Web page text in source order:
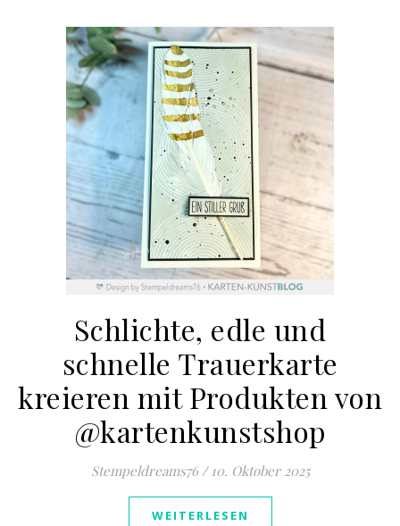
Schlichte, edle und
schnelle Trauerkarte
kreieren mit Produkten von
@kartenkunstshop
Stempeldreams76 / 10. Oktober 2025
WEITERLESEN